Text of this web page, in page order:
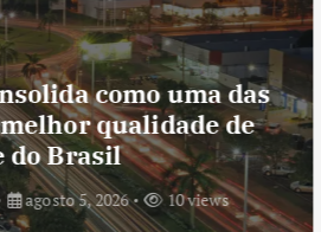
como uma das
qualidade de
Brasil
agosto 5, 2026 10 views